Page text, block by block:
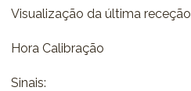
Visualização da última receção
Hora Calibração
Sinais: